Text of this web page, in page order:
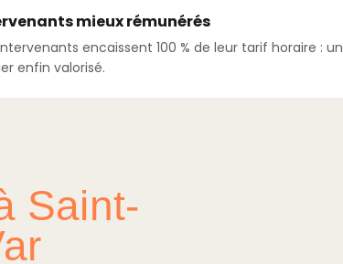
mieux rémunérés
encaissent 100 % de leur tarif horaire : un
enfin valorisé.
Saint-